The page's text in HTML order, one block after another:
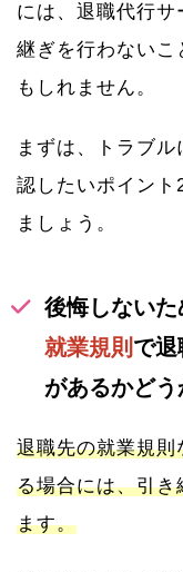
には、退職代行サ
継ぎを行わない
もしれません。
まずは、トラブ
認したいポイント
ましょう。
後悔しない
就業規則 で
があるかどう
退職先の就業規
る場合には、引
ます。